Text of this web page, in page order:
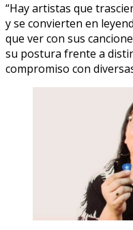
“Hay artistas que
y se convierten en
que ver con sus
su postura frente a
compromiso con